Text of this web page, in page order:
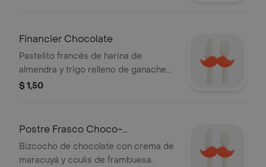
Financier Chocolate
Pastelito francés de harina de
almendra y trigo relleno de ganache
de chocolate.
$ 1,50
Postre Frasco Choco-
frambuesa-maracuyá
Bizcocho de chocolate con crema de
maracuyá y coulis de frambuesa.